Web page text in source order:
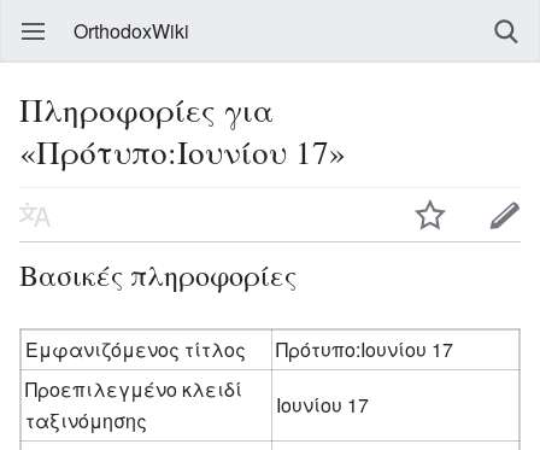
OrthodoxWiki
Πληροφορίες για
«Πρότυπο:Ιουνίου 17»
Βασικές πληροφορίες
Εμφανιζόμενος τίτλος
Πρότυπο:Ιουνίου 17
Προεπιλεγμένο κλειδί
ταξινόμησης
Ιουνίου 17